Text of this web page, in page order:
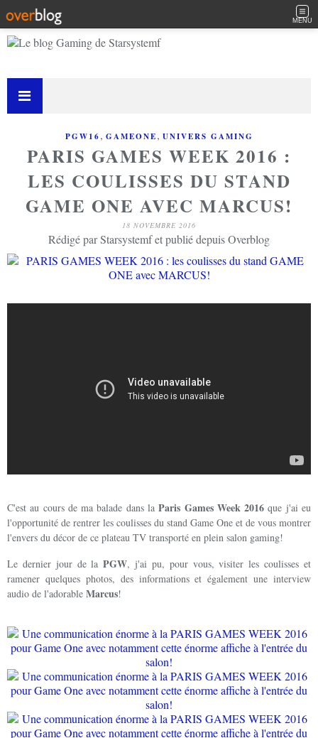
MENU
PGW16, GAMEONE, UNIVERS GAMING
PARIS GAMES WEEK 2016 :
LES COULISSES DU STAND
GAME ONE AVEC MARCUS!
18 NOVEMBRE 2016
Rédigé par Starsystemf et publié depuis Overblog
C'est au cours de ma balade dans laParis Games Week 2016 que j'ai eu
l'opportunité de rentrer les coulisses du stand Game One et de vous montrer
l'envers du décor de ce plateau TV transporté en plein salon gaming!
Le dernier jour de laPGW, j'ai pu, pour vous, visiter les coulisses et
ramener quelques photos, des informations et également une interview
audio de l'adorable Marcus!